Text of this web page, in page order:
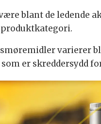
blant de ledende
varierer
er skreddersydd